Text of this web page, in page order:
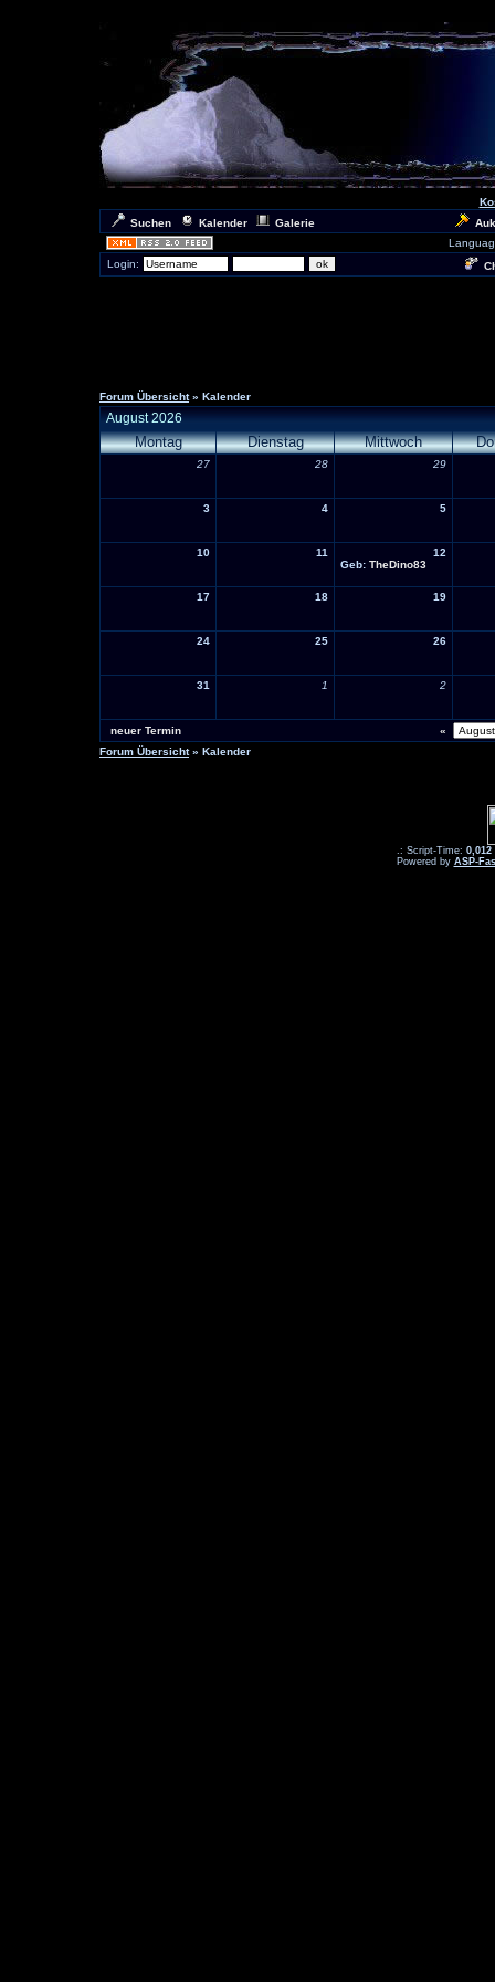
Suchen
Kalender Galerie
Login:
Forum Übersicht» Kalender
August 2026
Montag Dienstag Mittwoch
27 28 29
3 4 5
10 11
12
Geb: TheDino83
17 18 19
24 25 26
31 1 2
neuer Termin
«
Forum Übersicht» Kalender
.: Script-Time: 0,012
Powered by ASP-